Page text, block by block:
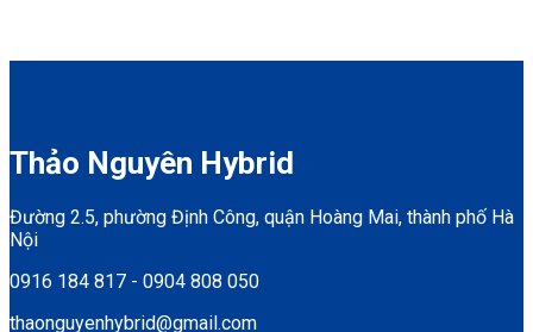
Thảo Nguyên Hybrid
Đường 2.5, phường Định Công, quận Hoàng Mai, thành phố Hà
Nội
0916 184 817 - 0904 808 050
thaonguyenhybrid@gmail.com